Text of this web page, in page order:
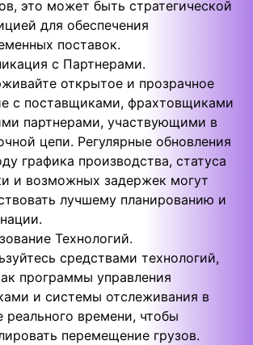
это может быть стратегической
для обеспечения
поставок.
с Партнерами.
открытое и прозрачное
с поставщиками, фрахтовщиками
партнерами, участвующими в
цепи. Регулярные обновления
графика производства, статуса
и возможных задержек могут
лучшему планированию и
Технологий.
средствами технологий,
программы управления
и системы отслеживания в
времени, чтобы
перемещение грузов.